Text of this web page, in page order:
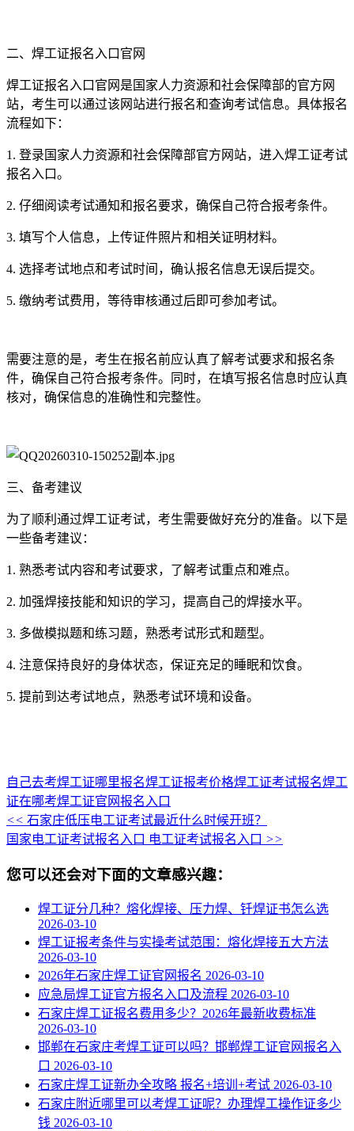
二、焊工证报名入口官网
焊工证报名入口官网是国家人力资源和社会保障部的官方网
站，考生可以通过该网站进行报名和查询考试信息。具体报名
流程如下：
1. 登录国家人力资源和社会保障部官方网站，进入焊工证考试
报名入口。
2. 仔细阅读考试通知和报名要求，确保自己符合报考条件。
3. 填写个人信息，上传证件照片和相关证明材料。
4. 选择考试地点和考试时间，确认报名信息无误后提交。
5. 缴纳考试费用，等待审核通过后即可参加考试。
需要注意的是，考生在报名前应认真了解考试要求和报名条
件，确保自己符合报考条件。同时，在填写报名信息时应认真
核对，确保信息的准确性和完整性。
三、备考建议
为了顺利通过焊工证考试，考生需要做好充分的准备。以下是
一些备考建议：
1. 熟悉考试内容和考试要求，了解考试重点和难点。
2. 加强焊接技能和知识的学习，提高自己的焊接水平。
3. 多做模拟题和练习题，熟悉考试形式和题型。
4. 注意保持良好的身体状态，保证充足的睡眠和饮食。
5. 提前到达考试地点，熟悉考试环境和设备。
自己去考焊工证哪里报名焊工证报考价格焊工证考试报名焊工
证在哪考焊工证官网报名入口
<< 石家庄低压电工证考试最近什么时候开班？
国家电工证考试报名入口 电工证考试报名入口 >>
您可以还会对下面的文章感兴趣：
焊工证分几种？熔化焊接、压力焊、钎焊证书怎么选
2026-03-10
焊工证报考条件与实操考试范围：熔化焊接五大方法
2026-03-10
2026年石家庄焊工证官网报名 2026-03-10
应急局焊工证官方报名入口及流程 2026-03-10
石家庄焊工证报名费用多少？2026年最新收费标准
2026-03-10
邯郸在石家庄考焊工证可以吗？邯郸焊工证官网报名入
口 2026-03-10
石家庄焊工证新办全攻略 报名+培训+考试 2026-03-10
石家庄附近哪里可以考焊工证呢？办理焊工操作证多少
钱 2026-03-10